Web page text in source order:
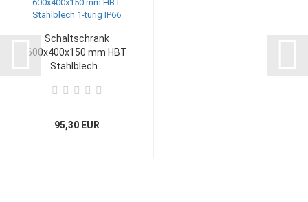
Schaltschrank
600x400x150 mm HBT
Stahlblech...
95,30 EUR